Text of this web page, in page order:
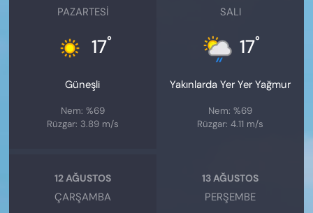
PAZARTESI
17°
Güneşli
Nem: %69
Rüzgar: 3.89 m/s
SALI
17°
Yakınlarda Yer Yer Yağmur
Nem: %69
Rüzgar: 4.11 m/s
12 AĞUSTOS
ÇARŞAMBA
13 AĞUSTOS
PERŞEMBE